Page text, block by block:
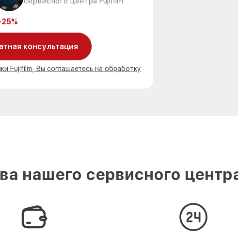
консультация
Fujifilm, Вы соглашаетесь на обработку
нашего сервисного